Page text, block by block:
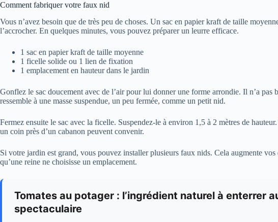
Comment fabriquer votre faux nid
Vous n’avez besoin que de très peu de choses. Un sac en papier kraft de taille
l’accrocher. En quelques minutes, vous pouvez préparer un leurre efficace.
1 sac en papier kraft de taille moyenne
1 ficelle solide ou 1 lien de fixation
1 emplacement en hauteur dans le jardin
Gonflez le sac doucement avec de l’air pour lui donner une forme arrondie. Il n’a pas
ressemble à une masse suspendue, un peu fermée, comme un petit nid.
Fermez ensuite le sac avec la ficelle. Suspendez-le à environ 1,5 à 2 mètres de
un coin près d’un cabanon peuvent convenir.
Si votre jardin est grand, vous pouvez installer plusieurs faux nids. Cela augmente
qu’une reine ne choisisse un emplacement.
Tomates au potager : l’ingrédient naturel à enterrer
spectaculaire